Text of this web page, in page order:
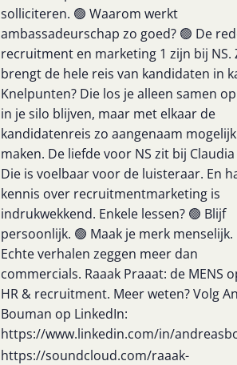
solliciteren. 🟢 Waarom werkt
ambassadeurschap zo goed? 🟢 De
recruitment en marketing 1 zijn bij NS.
brengt de hele reis van kandidaten in
Knelpunten? Die los je alleen samen
in je silo blijven, maar met elkaar de
kandidatenreis zo aangenaam mogelijk
maken. De liefde voor NS zit bij
Die is voelbaar voor de luisteraar. En
kennis over recruitmentmarketing is
indrukwekkend. Enkele lessen? 🟢 Blijf
persoonlijk. 🟢 Maak je merk menselijk.
Echte verhalen zeggen meer dan
commercials. Raaak Praaat: de MENS
HR & recruitment. Meer weten? Volg
Bouman op LinkedIn:
https://www.linkedin.com/in/
https://soundcloud.com/raaak-